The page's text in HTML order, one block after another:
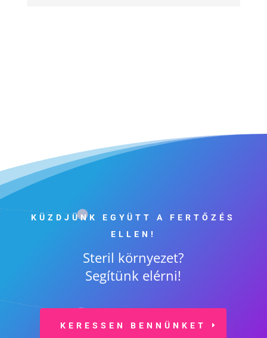
KÜZDJÜNK EGYÜTT A FERTŐZÉS
ELLEN!
Steril környezet?
Segítünk elérni!
KERESSEN BENNÜNKET